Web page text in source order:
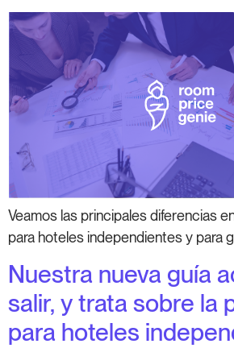
Veamos las principales diferencias
para hoteles independientes y para
Nuestra nueva guía
salir, y trata sobre la
para hoteles